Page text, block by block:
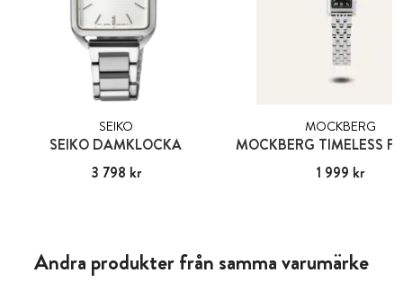
SEIKO
SEIKO DAMKLOCKA
Pris :3 798 kr
3 798 kr
MOCKBERG
Pris :1 999 kr
1 999 kr
Andra produkter från samma varumärke